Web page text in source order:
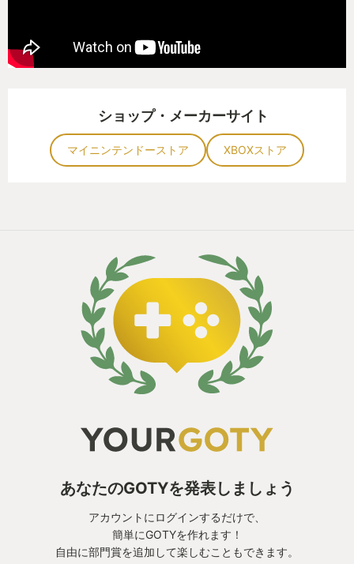
ショップ・メーカーサイト
マイニンテンドーストア XBOXストア
あなたのGOTYを発表しましょう
アカウントにログインするだけで、
簡単にGOTYを作れます！
自由に部門賞を追加して楽しむこともできます。